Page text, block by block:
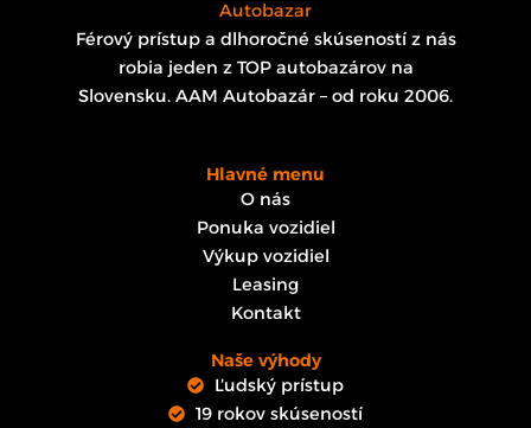
Férový prístup a dlhoročné skúseností z nás
robia jeden z TOP autobazárov na
Slovensku. AAM Autobazár – od roku 2006.
Hlavné menu
O nás
Ponuka vozidiel
Výkup vozidiel
Leasing
Kontakt
Naše výhody
Ľudský prístup
19 rokov skúseností